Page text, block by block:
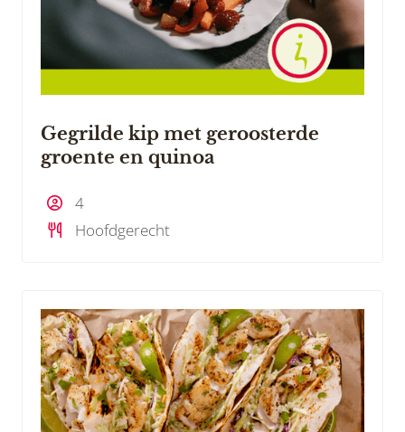
Gegrilde kip met geroosterde
groente en quinoa
4
Hoofdgerecht